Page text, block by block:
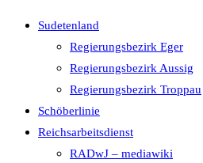
Sudetenland
Regierungsbezirk Eger
Regierungsbezirk Aussig
Regierungsbezirk Troppau
Schöberlinie
Reichsarbeitsdienst
RADwJ – mediawiki